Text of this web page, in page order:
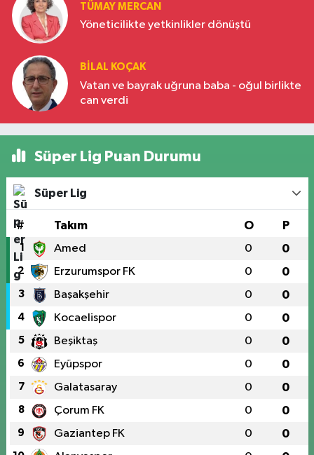
TÜMAY MERCAN
Yöneticilikte yetkinlikler dönüştü
BILAL KOÇAK
Vatan ve bayrak uğruna baba - oğul birlikte
can verdi
Süper Lig Puan Durumu
Süper Lig
# Takım O P
1 Amed 0 0
2 Erzurumspor FK 0 0
3 Başakşehir 0 0
4 Kocaelispor 0 0
5 Beşiktaş 0 0
6 Eyüpspor 0 0
7 Galatasaray 0 0
8 Çorum FK 0 0
9 Gaziantep FK 0 0